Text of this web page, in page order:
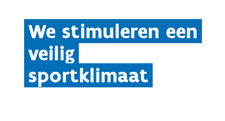
We stimuleren een
veilig
sportklimaat